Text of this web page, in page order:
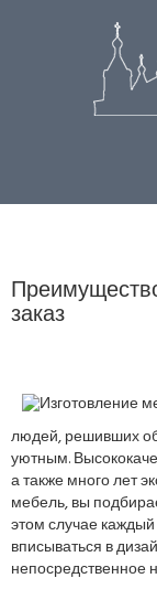
заказ
людей, решивших
уютным.
а также много лет
мебель, вы
этом случае
вписываться в
непосредственное